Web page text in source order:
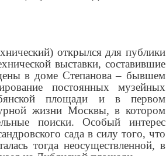
открылся для публики
выставки, составившие
в доме Степанова – бывшем
постоянных музейных
площади и в первом
жизни Москвы, в котором
поиски. Особый интерес
сада в силу того, что
тогда неосуществленной, в